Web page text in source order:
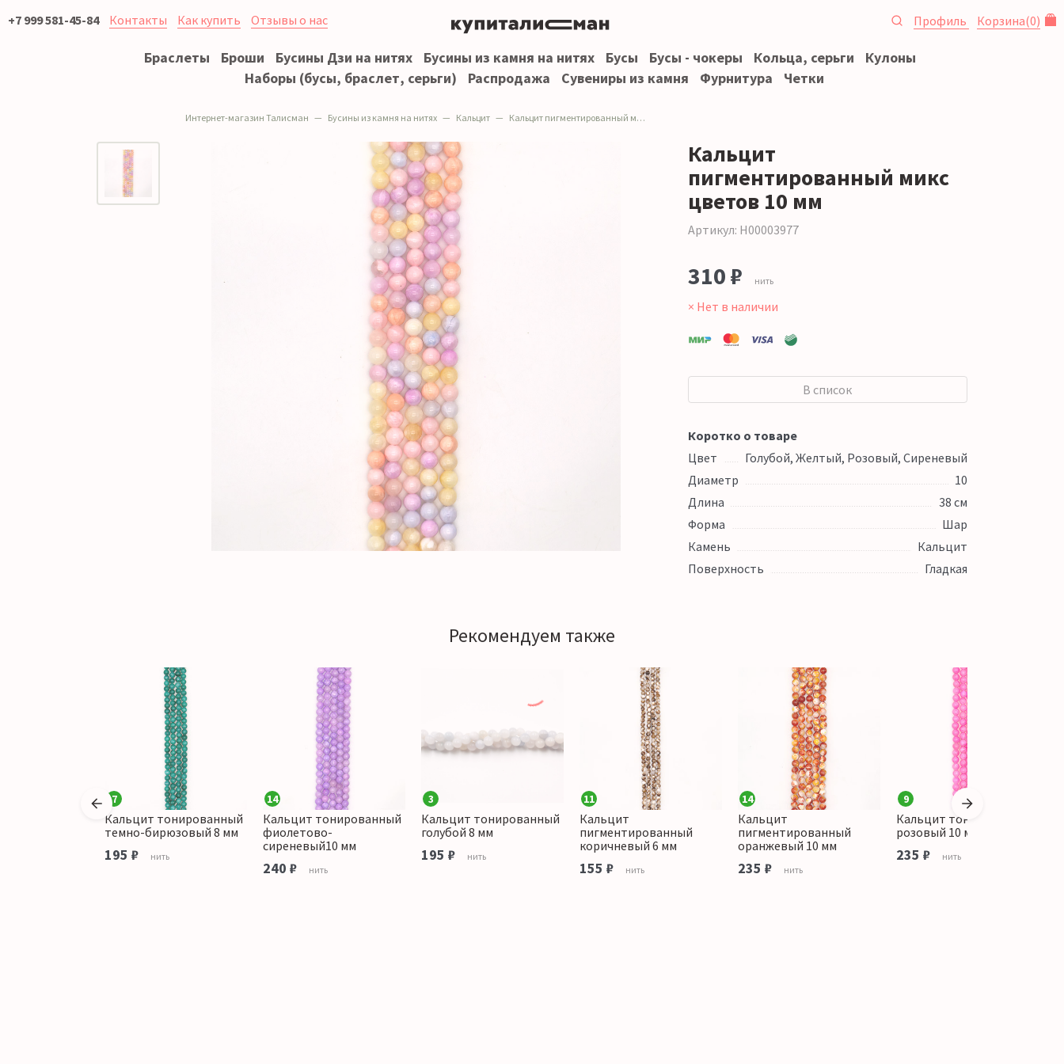
+7 999 581-45-84 Контакты Как купить Отзывы о нас Профиль Корзина(0)
Браслеты Броши Бусины Дзи на нитях Бусины из камня на нитях Бусы Бусы - чокеры Кольца, серьги
Кулоны
Наборы (бусы, браслет, серьги)
Распродажа Сувениры из камня Фурнитура Четки
Интернет-магазин Талисман Бусины из камня на нитях Кальцит Кальцит пигментированный микс цветов 10 мм
Кальцит
пигментированный микс
цветов 10 мм
Артикул: Н00003977
310 ₽ нить
× Нет в наличии
В список
Коротко о товаре
Цвет
Голубой, Желтый, Розовый, Сиреневый
Диаметр
10
Длина
38 см
Форма
Шар
Камень
Кальцит
Поверхность
Гладкая
Рекомендуем также
7
Кальцит тонированный
темно-бирюзовый 8 мм
195 ₽ нить
14
Кальцит тонированный
фиолетово-
сиреневый10 мм
240 ₽ нить
3
Кальцит тонированный
голубой 8 мм
195 ₽ нить
11
Кальцит
пигментированный
коричневый 6 мм
155 ₽ нить
14
Кальцит
пигментированный
оранжевый 10 мм
235 ₽ нить
9
Кальцит тонированный
розовый 10 мм
235 ₽ нить